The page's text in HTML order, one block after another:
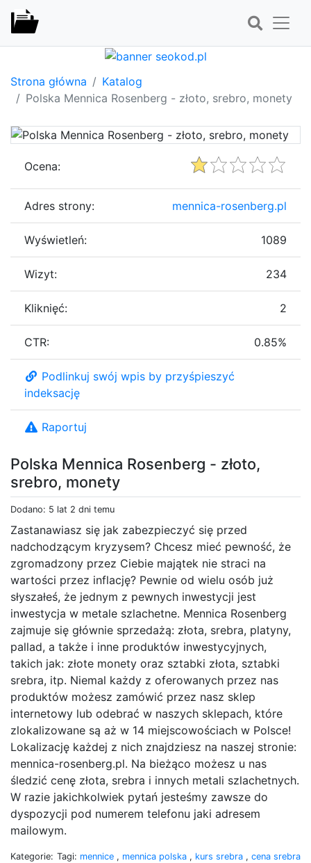
Strona główna
Katalog
Polska Mennica Rosenberg - złoto, srebro, monety
Polska Mennica Rosenberg - złoto,
srebro, monety
Dodano: 5 lat 2 dni temu
Zastanawiasz się jak zabezpieczyć się przed
nadchodzącym kryzysem? Chcesz mieć pewność, że
zgromadzony przez Ciebie majątek nie straci na
wartości przez inflację? Pewnie od wielu osób już
słyszałeś, że jednym z pewnych inwestycji jest
inwestycja w metale szlachetne. Mennica Rosenberg
zajmuje się głównie sprzedażą: złota, srebra, platyny,
pallad, a także i inne produktów inwestycyjnych,
takich jak: złote monety oraz sztabki złota, sztabki
srebra, itp. Niemal każdy z oferowanych przez nas
produktów możesz zamówić przez nasz sklep
internetowy lub odebrać w naszych sklepach, które
zlokalizowane są aż w 14 miejscowościach w Polsce!
Lokalizację każdej z nich znajdziesz na naszej stronie:
mennica-rosenberg.pl. Na bieżąco możesz u nas
śledzić cenę złota, srebra i innych metali szlachetnych.
W razie jakichkolwiek pytań jesteśmy zawsze do
dyspozycji pod numerem telefonu jaki adresem
mailowym.
Kategorie: Tagi: mennice , mennica polska , kurs srebra , cena srebra
Ocena:
Adres strony: mennica-rosenberg.pl
Wyświetleń: 1089
Wizyt: 234
Kliknięć: 2
CTR: 0.85%
Podlinkuj swój wpis by przyśpieszyć
indeksację
Raportuj